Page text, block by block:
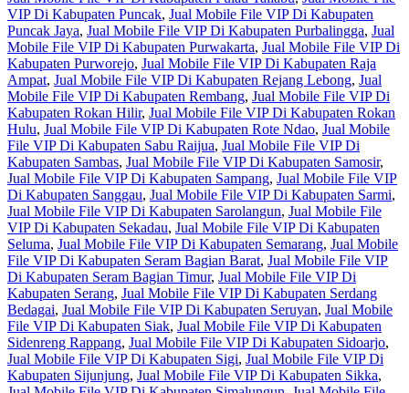
VIP Di Kabupaten Puncak, Jual Mobile File VIP Di Kabupaten
Puncak Jaya, Jual Mobile File VIP Di Kabupaten Purbalingga, Jual
Mobile File VIP Di Kabupaten Purwakarta, Jual Mobile File VIP Di
Kabupaten Purworejo, Jual Mobile File VIP Di Kabupaten Raja
Ampat, Jual Mobile File VIP Di Kabupaten Rejang Lebong, Jual
Mobile File VIP Di Kabupaten Rembang, Jual Mobile File VIP Di
Kabupaten Rokan Hilir, Jual Mobile File VIP Di Kabupaten Rokan
Hulu, Jual Mobile File VIP Di Kabupaten Rote Ndao, Jual Mobile
File VIP Di Kabupaten Sabu Raijua, Jual Mobile File VIP Di
Kabupaten Sambas, Jual Mobile File VIP Di Kabupaten Samosir,
Jual Mobile File VIP Di Kabupaten Sampang, Jual Mobile File VIP
Di Kabupaten Sanggau, Jual Mobile File VIP Di Kabupaten Sarmi,
Jual Mobile File VIP Di Kabupaten Sarolangun, Jual Mobile File
VIP Di Kabupaten Sekadau, Jual Mobile File VIP Di Kabupaten
Seluma, Jual Mobile File VIP Di Kabupaten Semarang, Jual Mobile
File VIP Di Kabupaten Seram Bagian Barat, Jual Mobile File VIP
Di Kabupaten Seram Bagian Timur, Jual Mobile File VIP Di
Kabupaten Serang, Jual Mobile File VIP Di Kabupaten Serdang
Bedagai, Jual Mobile File VIP Di Kabupaten Seruyan, Jual Mobile
File VIP Di Kabupaten Siak, Jual Mobile File VIP Di Kabupaten
Sidenreng Rappang, Jual Mobile File VIP Di Kabupaten Sidoarjo,
Jual Mobile File VIP Di Kabupaten Sigi, Jual Mobile File VIP Di
Kabupaten Sijunjung, Jual Mobile File VIP Di Kabupaten Sikka,